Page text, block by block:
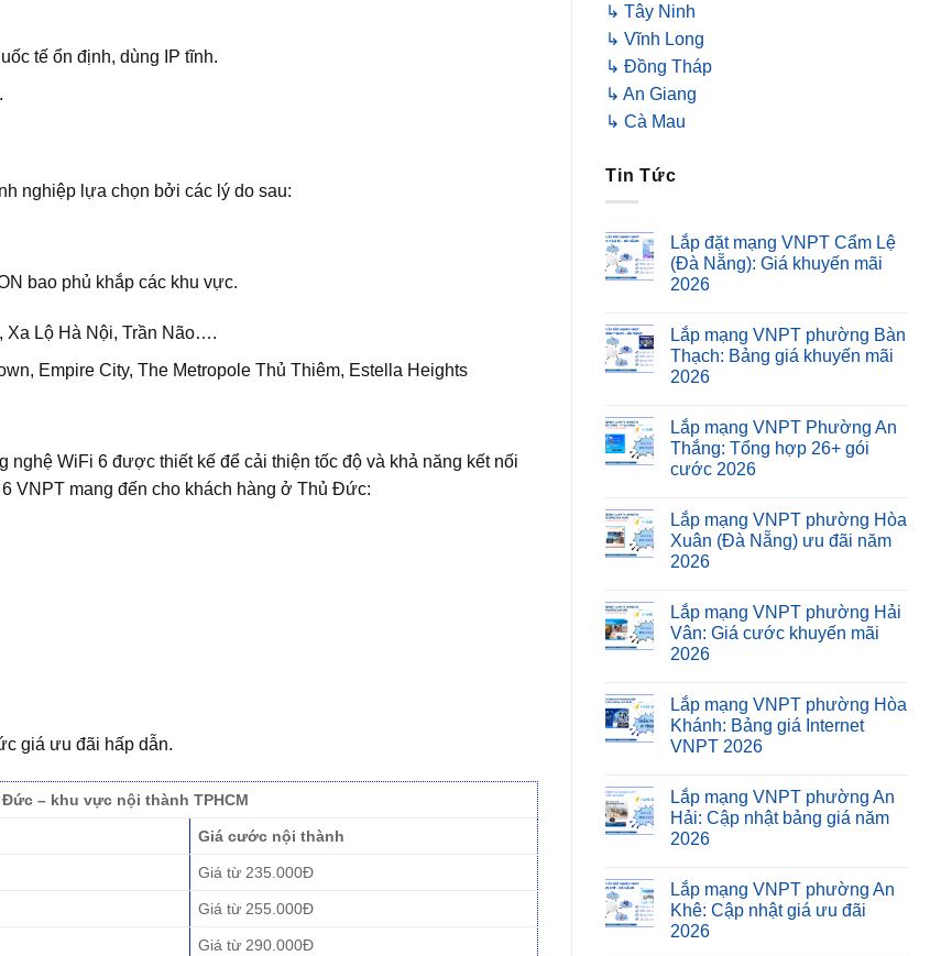
tế ổn định, dùng IP tĩnh.
nghiệp lựa chọn bởi các lý do sau:
bao phủ khắp các khu vực.
Xa Lộ Hà Nội, Trần Não….
Empire City, The Metropole Thủ Thiêm, Estella Heights
WiFi 6 được thiết kế để cải thiện tốc độ và khả năng kết nối
VNPT mang đến cho khách hàng ở Thủ Đức:
giá ưu đãi hấp dẫn.
– khu vực nội thành TPHCM
Giá cước nội thành
Giá từ 235.000Đ
Giá từ 255.000Đ
Giá từ 290.000Đ
↳ Tây Ninh
↳ Vĩnh Long
↳ Đồng Tháp
↳ An Giang
↳ Cà Mau
Tin Tức
Lắp đặt mạng VNPT Cẩm Lệ
(Đà Nẵng): Giá khuyến mãi
2026
Lắp mạng VNPT phường Bàn
Thạch: Bảng giá khuyến mãi
2026
Lắp mạng VNPT Phường An
Thắng: Tổng hợp 26+ gói
cước 2026
Lắp mạng VNPT phường Hòa
Xuân (Đà Nẵng) ưu đãi năm
2026
Lắp mạng VNPT phường Hải
Vân: Giá cước khuyến mãi
2026
Lắp mạng VNPT phường Hòa
Khánh: Bảng giá Internet
VNPT 2026
Lắp mạng VNPT phường An
Hải: Cập nhật bảng giá năm
2026
Lắp mạng VNPT phường An
Khê: Cập nhật giá ưu đãi
2026